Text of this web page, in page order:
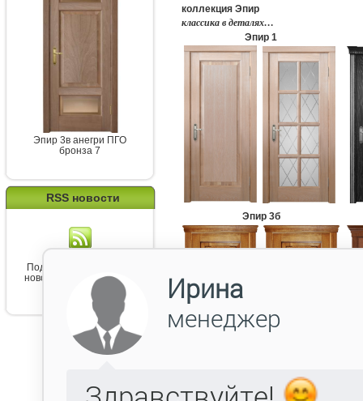
Эпир 3в анегри ПГО
бронза 7
RSS новости
Подпишитесь на канал
новостей от Belorawood
коллекция Эпир
классика в деталях…
Эпир 1
Эпир 3б
Эпир 8